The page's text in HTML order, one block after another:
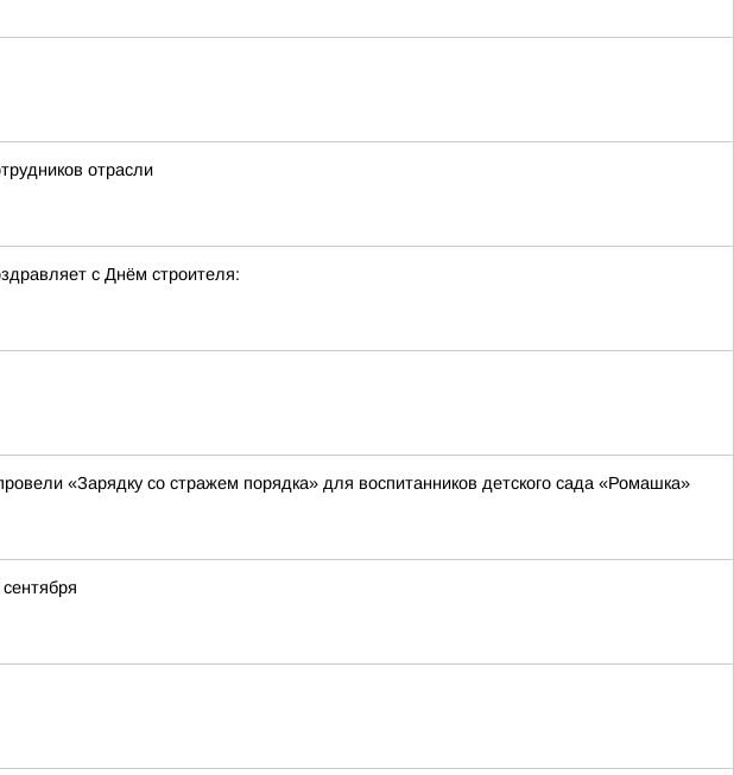
отрасли
с Днём строителя:
«Зарядку со стражем порядка» для воспитанников детского сада «Ромашка»